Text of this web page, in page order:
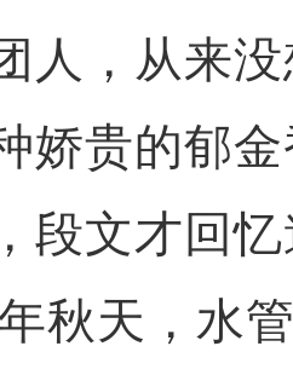
人，从来
娇贵的郁
段文才回
天，水管